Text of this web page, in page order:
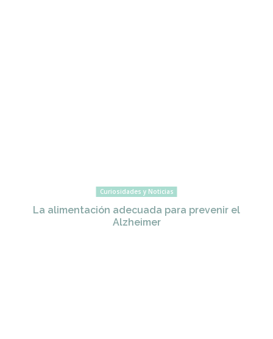
Curiosidades y Noticias
La alimentación adecuada para prevenir el
Alzheimer